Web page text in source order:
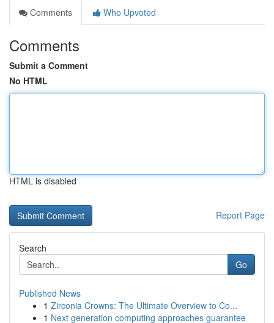
Comments
Who Upvoted
Comments
Submit a Comment
No HTML
HTML is disabled
Report Page
Search
Go
Published News
1 Zirconia Crowns: The Ultimate Overview to Co...
1 Next generation computing approaches guarantee